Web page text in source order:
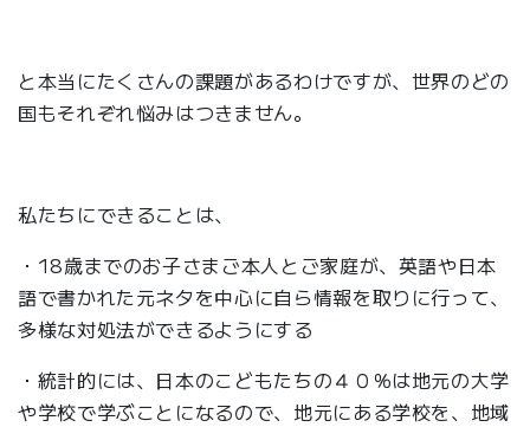
と本当にたくさんの課題があるわけですが、世界のどの
国もそれぞれ悩みはつきません。
私たちにできることは、
・18歳までのお子さまご本人とご家庭が、英語や日本
語で書かれた元ネタを中心に自ら情報を取りに行って、
多様な対処法ができるようにする
・統計的には、日本のこどもたちの４０％は地元の大学
や学校で学ぶことになるので、地元にある学校を、地域